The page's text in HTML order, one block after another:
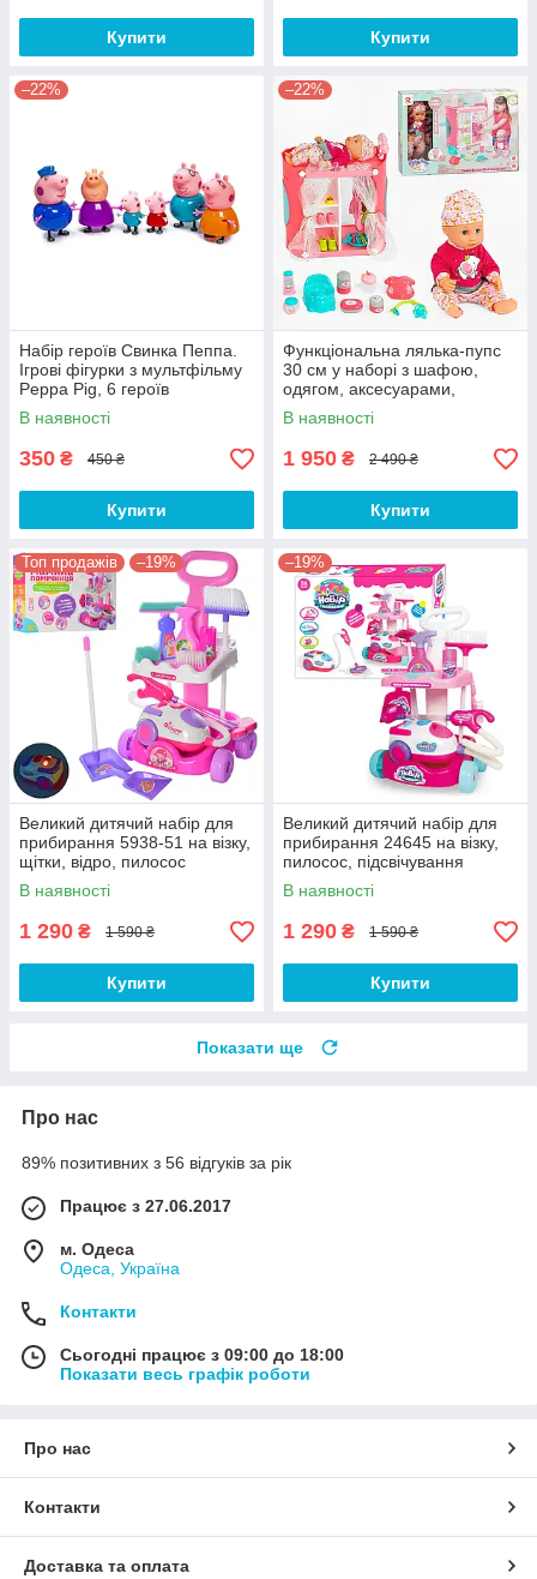
Купити Купити
–22%
Набір героїв Свинка Пеппа.
Ігрові фігурки з мультфільму
Peppa Pig, 6 героїв
В наявності
350 ₴ 450 ₴
Купити
–22%
Функціональна лялька-пупс
30 см у наборі з шафою,
одягом, аксесуарами,
музика, підсвічування, посуд
В наявності
1 950 ₴ 2 490 ₴
Купити
Топ продажів –19%
Великий дитячий набір для
прибирання 5938-51 на візку,
щітки, відро, пилосос
В наявності
1 290 ₴ 1 590 ₴
Купити
–19%
Великий дитячий набір для
прибирання 24645 на візку,
пилосос, підсвічування
В наявності
1 290 ₴ 1 590 ₴
Купити
Показати ще
Про нас
89% позитивних з 56 відгуків за рік
Працює з 27.06.2017
м. Одеса
Одеса, Україна
Контакти
Сьогодні працює з 09:00 до 18:00
Показати весь графік роботи
Про нас
Контакти
Доставка та оплата